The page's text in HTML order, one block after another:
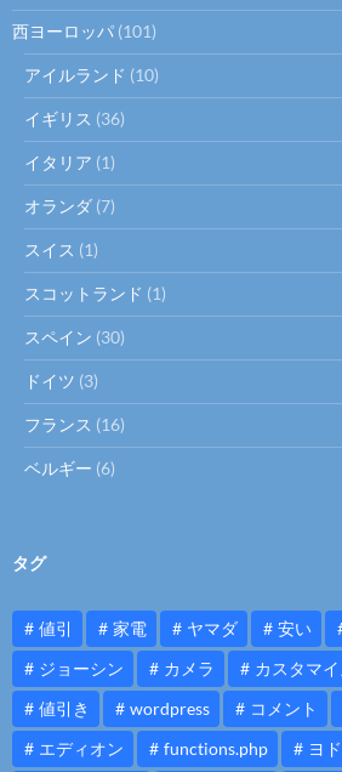
西ヨーロッパ (101)
アイルランド (10)
イギリス (36)
イタリア (1)
オランダ (7)
スイス (1)
スコットランド (1)
スペイン (30)
ドイツ (3)
フランス (16)
ベルギー (6)
タグ
値引 家電 ヤマダ 安い
ジョーシン
カメラ カスタマ
値引き
wordpress コメント
エディオン
functions.php ヨ